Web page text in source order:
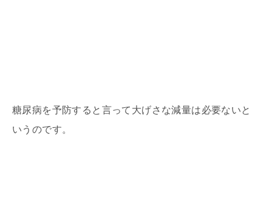
糖尿病を予防すると言って大げさな減量は必要ないと
いうのです。